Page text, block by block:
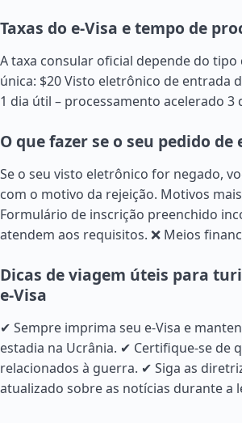
Taxas do e-Visa e tempo de
A taxa consular oficial depende do
única: $20 Visto eletrônico de entrada
1 dia útil – processamento acelerado
O que fazer se o seu pedido de
Se o seu visto eletrônico for negado,
com o motivo da rejeição. Motivos
Formulário de inscrição preenchido
atendem aos requisitos. ❌ Meios
Dicas de viagem úteis para
e-Visa
✔ Sempre imprima seu e-Visa e
estadia na Ucrânia. ✔ Certifique-se de
relacionados à guerra. ✔ Siga as
atualizado sobre as notícias durante a